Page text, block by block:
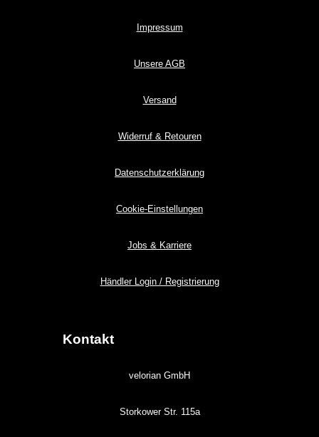
Impressum
Unsere AGB
Versand
Widerruf & Retouren
Datenschutzerklärung
Cookie-Einstellungen
Jobs & Karriere
Händler Login / Registrierung
Kontakt
velorian GmbH
Storkower Str. 115a